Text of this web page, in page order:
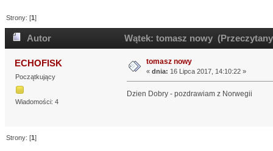
Strony: [1]
Autor Wątek: tomasz nowy (Przeczytany
ECHOFISK
Początkujący
Wiadomości: 4
tomasz nowy
« dnia: 16 Lipca 2017, 14:10:22 »
Dzien Dobry - pozdrawiam z Norwegii
Strony: [1]